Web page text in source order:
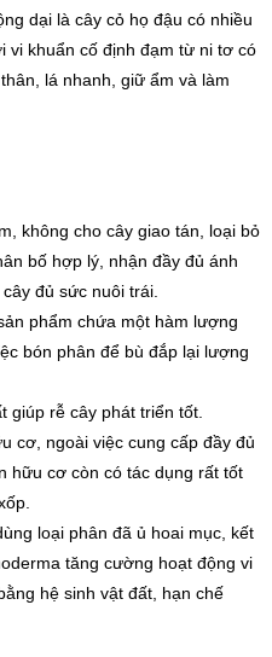
dại là cây cỏ họ đậu có nhiều
vi khuẩn cố định đạm từ ni tơ có
lá nhanh, giữ ẩm và làm
không cho cây giao tán, loại bỏ
bố hợp lý, nhận đầy đủ ánh
đủ sức nuôi trái.
phẩm chứa một hàm lượng
bón phân để bù đắp lại lượng
giúp rễ cây phát triển tốt.
cơ, ngoài việc cung cấp đầy đủ
hữu cơ còn có tác dụng rất tốt
loại phân đã ủ hoai mục, kết
tăng cường hoạt động vi
hệ sinh vật đất, hạn chế